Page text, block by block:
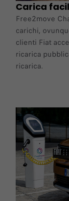
Carica
Free2move
carichi,
clienti Fiat
ricarica
ricarica.